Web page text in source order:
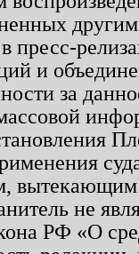
пресс-
и
за
вытекающим
не
РФ «О